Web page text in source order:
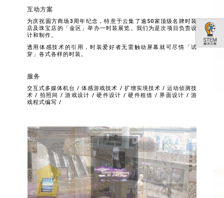
互动方案
为庆祝圆方商场3周年纪念，特意于云集了逾50家顶级名牌时装
店及珠宝店的「金区」举办一时装展览。我们为是次项目负责设
计和制作。
透用体感技术的引用，时装爱好者无需触动屏幕就可尽情「试
穿」各式各样的时装。
服务
交互式多媒体机台 / 体感游戏技术 / 扩增实境技术 / 运动侦测技
术 / 拍照间 / 游戏设计 / 硬件设计 / 硬件租借 / 界面设计 / 游
戏程式编写 /